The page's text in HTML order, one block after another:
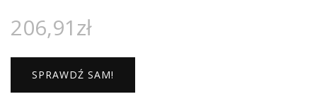
206,91zł
SPRAWDŹ SAM!